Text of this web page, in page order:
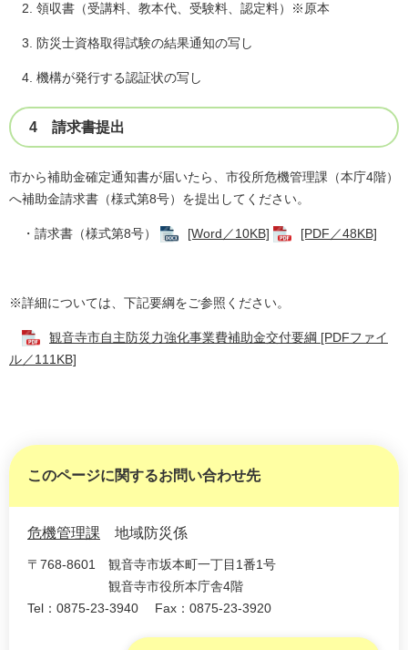
2. 領収書（受講料、教本代、受験料、認定料）※原本
3. 防災士資格取得試験の結果通知の写し
4. 機構が発行する認証状の写し
4 請求書提出
市から補助金確定通知書が届いたら、市役所危機管理課（本庁4階）
へ補助金請求書（様式第8号）を提出してください。
・請求書（様式第8号） [Word／10KB] [PDF／48KB]
※詳細については、下記要綱をご参照ください。
観音寺市自主防災力強化事業費補助金交付要綱 [PDFファイ
ル／111KB]
このページに関するお問い合わせ先
危機管理課 地域防災係
〒768-8601
観音寺市坂本町一丁目1番1号
観音寺市役所本庁舎4階
Tel：0875-23-3940
Fax：0875-23-3920